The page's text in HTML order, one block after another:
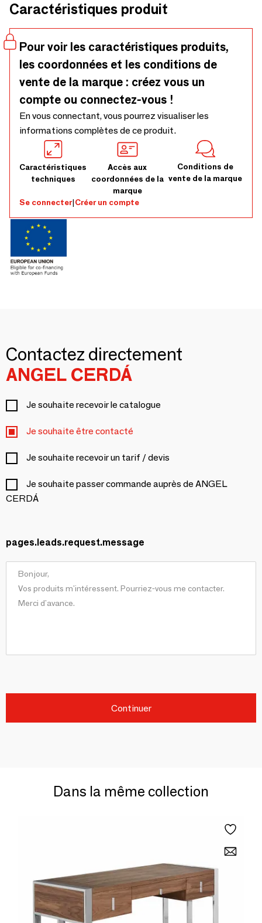
travail, sans renoncer au style le plus avant-gardiste. Ses
heures de travail ou d’étude.
Caractéristiques produit
Pour voir les caractéristiques produits,
les coordonnées et les conditions de
vente de la marque : créez vous un
compte ou connectez-vous !
En vous connectant, vous pourrez visualiser les
informations complètes de ce produit.
Caractéristiques
techniques
Accès aux
coordonnées de la
marque
Conditions de
vente de la marque
Se connecter|Créer un compte
Contactez directement
ANGEL CERDÁ
Je souhaite recevoir le catalogue
Je souhaite être contacté
Je souhaite recevoir un tarif / devis
Je souhaite passer commande auprès de ANGEL
CERDÁ
pages.leads.request.message
Continuer
Dans la même collection